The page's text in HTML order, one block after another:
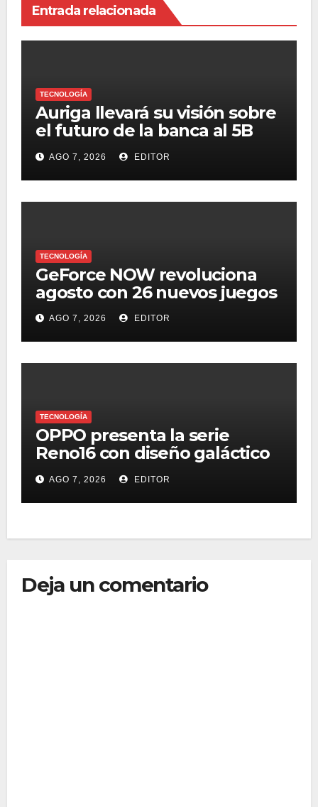
Entrada relacionada
TECNOLOGÍA
Auriga llevará su visión sobre
el futuro de la banca al 5B
Digital Summit 2026
AGO 7, 2026 EDITOR
TECNOLOGÍA
GeForce NOW revoluciona
agosto con 26 nuevos juegos
AGO 7, 2026 EDITOR
TECNOLOGÍA
OPPO presenta la serie
Reno16 con diseño galáctico
3D, zoom retrato pro 3.5x y
selfie ultra gran angular 50
MP
AGO 7, 2026 EDITOR
Deja un comentario